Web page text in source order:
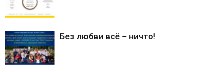
Без любви всё – ничто!